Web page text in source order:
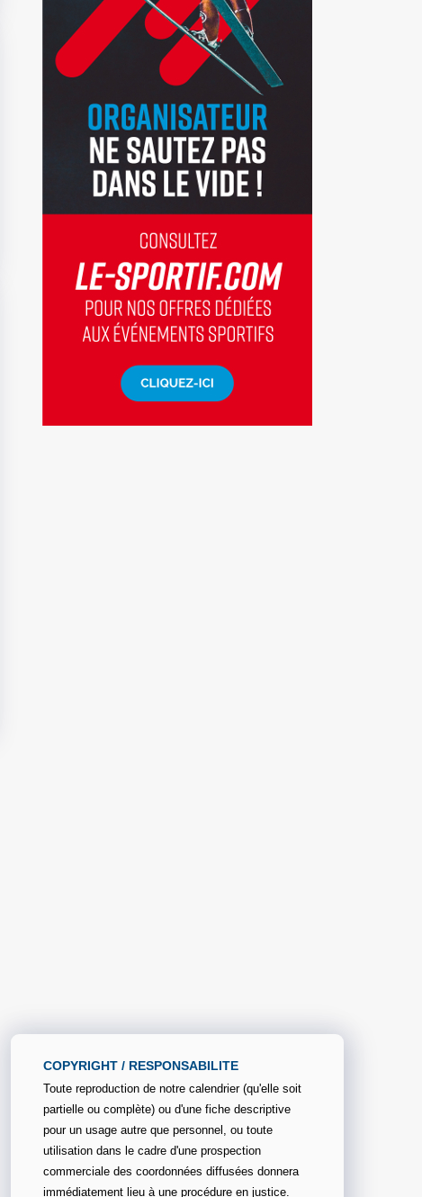
COPYRIGHT / RESPONSABILITE
Toute reproduction de notre calendrier (qu'elle soit
partielle ou complète) ou d'une fiche descriptive
pour un usage autre que personnel, ou toute
utilisation dans le cadre d'une prospection
commerciale des coordonnées diffusées donnera
immédiatement lieu à une procédure en justice.